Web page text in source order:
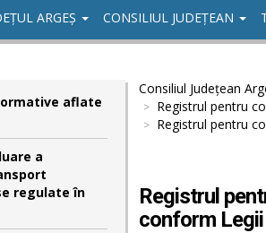
ARGEȘ
CONSILIUL JUDEȚEAN
aflate
a
regulate în
Consiliul Județean
Registrul pentru
Registrul pentru
Registrul
conform